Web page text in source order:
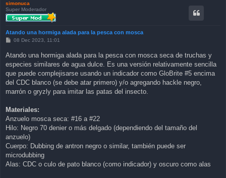
simonuca
Super Moderador
Atando una hormiga alada para la pesca con mosca
P
t
08 Dec 2023, 11:01
Atando una hormiga alada para la pesca con mosca seca de truchas y
especies similares de agua dulce. Es una versión relativamente sencilla
que puede complejisarse usando un indicador como GloBrite #5 encima
del CDC blanco (se debe atar primero) y/o agregando hackle negro,
marrón o gryzly para imitar las patas del insecto.
Materiales:
Anzuelo mosca seca: #16 a #22
Hilo: Negro 70 denier o más delgado (dependiendo del tamaño del
anzuelo)
Cuerpo: Dubbing de antron negro o similar, también puede ser
microdubbing
Alas: CDC o culo de pato blanco (como indicador) y oscuro como alas